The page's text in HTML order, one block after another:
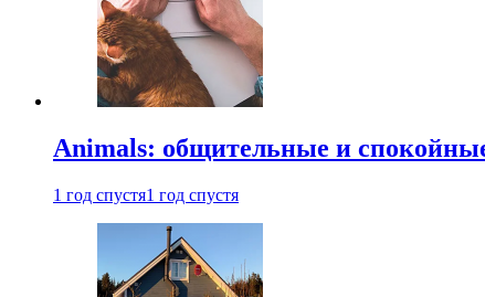
Animals: общительные и
1 год спустя1 год спустя